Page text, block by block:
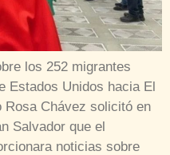
los 252 migrantes
Estados Unidos hacia El
Rosa Chávez solicitó en
Salvador que el
noticias sobre